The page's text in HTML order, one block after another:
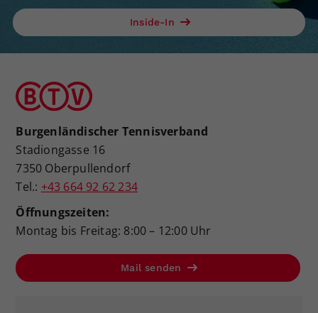
Inside-In
Burgenländischer Tennisverband
Stadiongasse 16
7350 Oberpullendorf
Tel.: +43 664 92 62 234
Öffnungszeiten:
Montag bis Freitag: 8:00 – 12:00 Uhr
Mail senden